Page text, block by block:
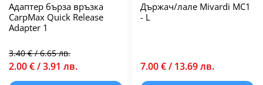
Адаптер бърза връзка
CarpMax Quick Release
Adapter 1
3.40 € / 6.65 лв.
2.00 € / 3.91 лв.
Държач/лале Mivardi MC1
- L
7.00 € / 13.69 лв.